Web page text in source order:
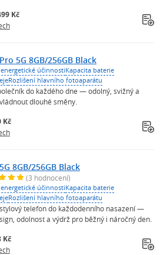
Kč
5G 8GB/256GB Black
účinnostiKapacita baterie
Rozlišení hlavního fotoaparátu
do každého dne — odolný, svižný a
dlouhé směny.
Kč
8GB/256GB Black
(3 hodnocení)
účinnostiKapacita baterie
Rozlišení hlavního fotoaparátu
telefon do každodenního nasazení —
odolnost a výdrž pro běžný i náročný den.
Kč